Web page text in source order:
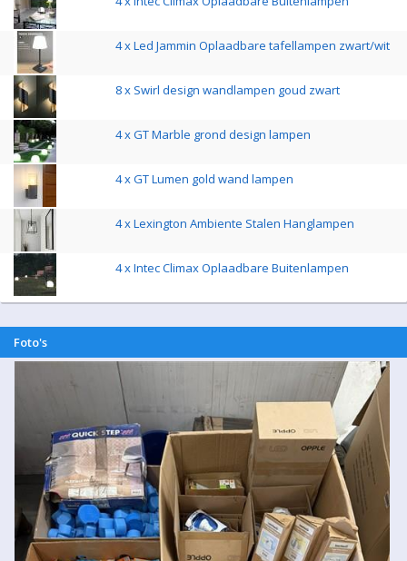
4 x Led Jammin Oplaadbare tafellampen zwart/wit
8 x Swirl design wandlampen goud zwart
4 x GT Marble grond design lampen
4 x GT Lumen gold wand lampen
4 x Lexington Ambiente Stalen Hanglampen
4 x Intec Climax Oplaadbare Buitenlampen
Foto's